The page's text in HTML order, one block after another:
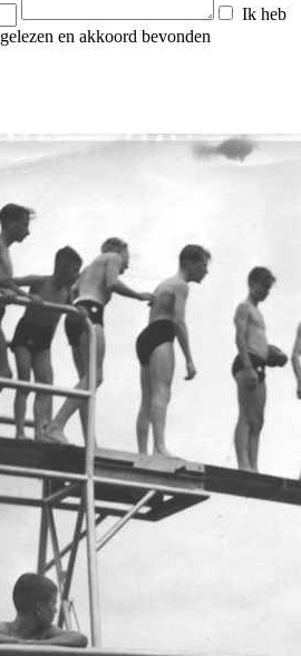
Ik heb
gelezen en akkoord bevonden